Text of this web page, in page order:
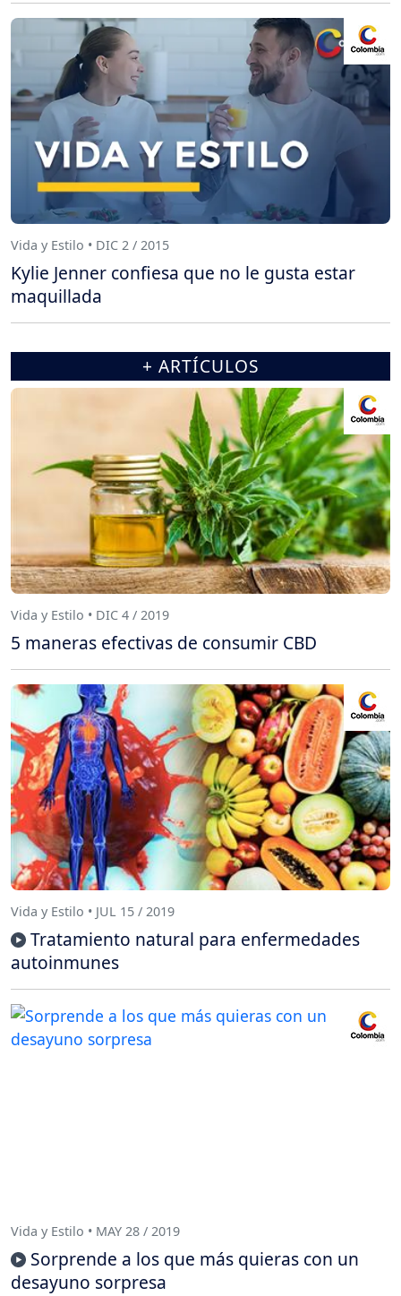
Vida y Estilo • DIC 2 / 2015
Kylie Jenner confiesa que no le gusta estar
maquillada
+ ARTÍCULOS
Vida y Estilo • DIC 4 / 2019
5 maneras efectivas de consumir CBD
Vida y Estilo • JUL 15 / 2019
Tratamiento natural para enfermedades
autoinmunes
Vida y Estilo • MAY 28 / 2019
Sorprende a los que más quieras con un
desayuno sorpresa